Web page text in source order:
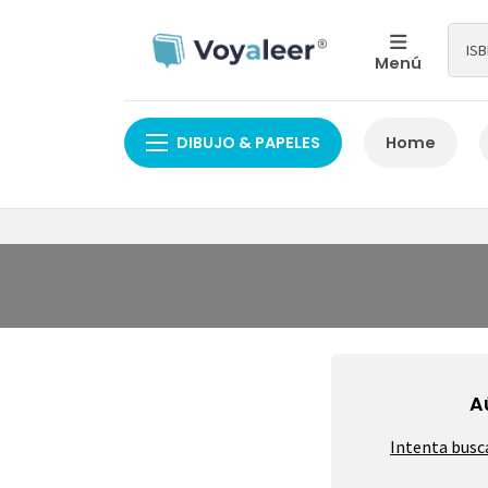
Menú
DIBUJO & PAPELES Home
Intenta